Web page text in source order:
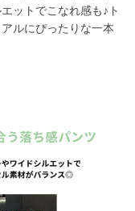
ットでこなれ感も♪ト
ルにぴったりな一本